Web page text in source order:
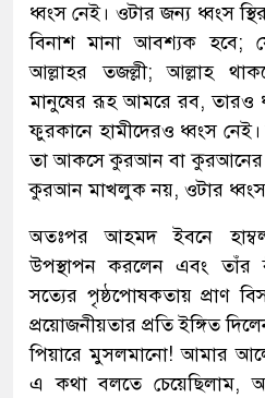
ধ্বংস নেই। ওটার জন্য ধ্বংস
বিনাশ মানা আবশ্যক হবে;
আল্লাহর তজল্লী; আল্লাহ
মানুষের রূহ আমরে রব, তারও
ফুরকানে হামীদেরও ধ্বংস
তা আকসে কুরআন বা কুরআনের
কুরআন মাখলুক নয়, ওটার ধ্বংস
অতঃপর আহমদ ইবনে
উপস্থাপন করলেন এবং তাঁর
সত্যের পৃষ্ঠপোষকতায় প্রাণ
প্রয়োজনীয়তার প্রতি ইঙ্গিত
পিয়ারে মুসলমানো! আমার
এ কথা বলতে চেয়েছিলাম,